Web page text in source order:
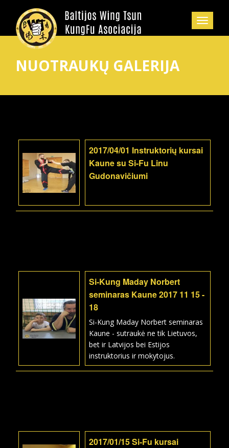
NUOTRAUKŲ GALERIJA
2017/04/01 Instruktorių kursai
Kaune su Si-Fu Linu
Gudonavičiumi
Si-Kung Maday Norbert
seminaras Kaune 2017 11 15 -
18
Si-Kung Maday Norbert seminaras
Kaune - sutraukė ne tik Lietuvos,
bet ir Latvijos bei Estijos
instruktorius ir mokytojus.
2017/01/15 Si-Fu kursai